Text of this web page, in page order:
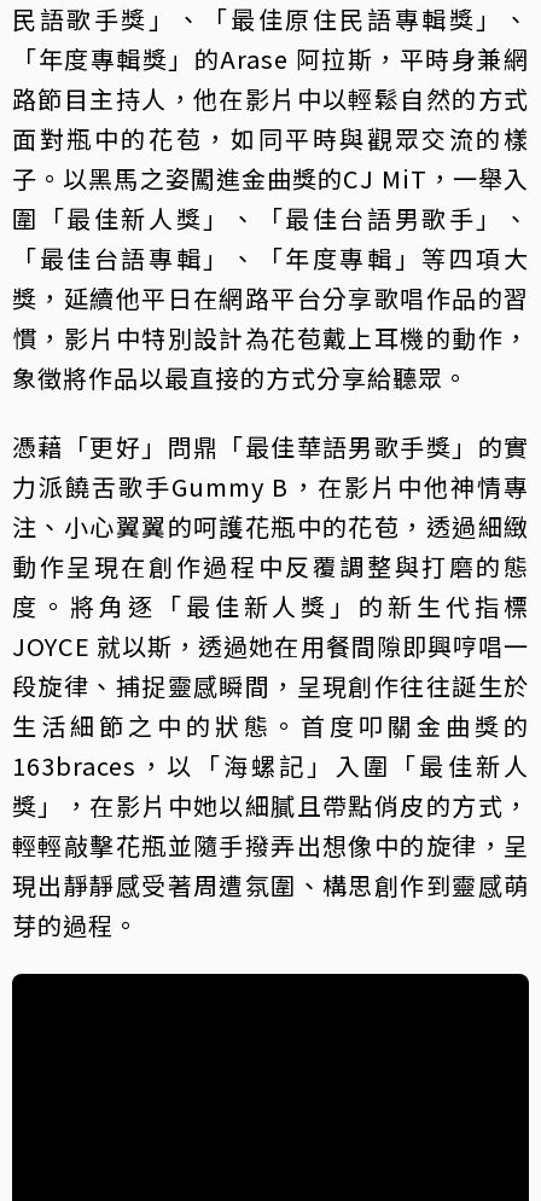
民語歌手獎」、「最佳原住民語專輯獎」、
「年度專輯獎」的Arase 阿拉斯，平時身兼網
路節目主持人，他在影片中以輕鬆自然的方式
面對瓶中的花苞，如同平時與觀眾交流的樣
子。以黑馬之姿闖進金曲獎的CJ MiT，一舉入
圍「最佳新人獎」、「最佳台語男歌手」、
「最佳台語專輯」、「年度專輯」等四項大
獎，延續他平日在網路平台分享歌唱作品的習
慣，影片中特別設計為花苞戴上耳機的動作，
象徵將作品以最直接的方式分享給聽眾。
憑藉「更好」問鼎「最佳華語男歌手獎」的實
力派饒舌歌手Gummy B，在影片中他神情專
注、小心翼翼的呵護花瓶中的花苞，透過細緻
動作呈現在創作過程中反覆調整與打磨的態
度。將角逐「最佳新人獎」的新生代指標
JOYCE 就以斯，透過她在用餐間隙即興哼唱一
段旋律、捕捉靈感瞬間，呈現創作往往誕生於
生活細節之中的狀態。首度叩關金曲獎的
163braces，以「海螺記」入圍「最佳新人
獎」，在影片中她以細膩且帶點俏皮的方式，
輕輕敲擊花瓶並隨手撥弄出想像中的旋律，呈
現出靜靜感受著周遭氛圍、構思創作到靈感萌
芽的過程。